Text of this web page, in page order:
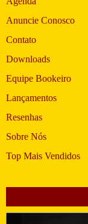
Anuncie Conosco
Contato
Downloads
Equipe Bookeiro
Lançamentos
Resenhas
Sobre Nós
Top Mais Vendidos